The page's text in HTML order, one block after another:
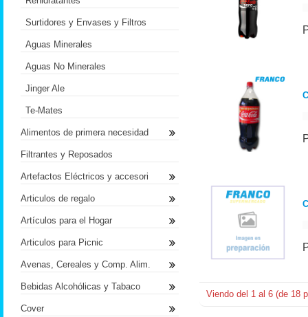
Viendo del 1 al 6 (de 18
Surtidores y Envases y Filtros
Aguas Minerales
Aguas No Minerales
Jinger Ale
Te-Mates
Alimentos de primera necesidad
Filtrantes y Reposados
Artefactos Eléctricos y accesori
Articulos de regalo
Artículos para el Hogar
Articulos para Picnic
Avenas, Cereales y Comp. Alim.
Bebidas Alcohólicas y Tabaco
Cover